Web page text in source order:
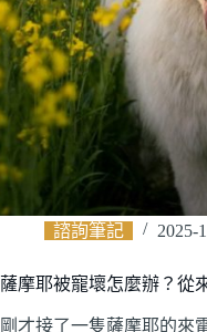
諮詢筆記 2025-
薩摩耶被寵壞怎麼辦？從
剛才接了一隻薩摩耶的來